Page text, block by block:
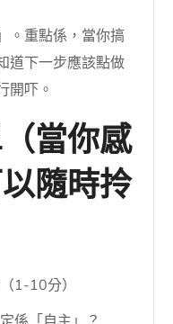
。重點係，當你搞
道下一步應該點做
吓。
當你感
隨時拎
1-10分）